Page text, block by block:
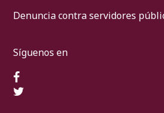
Denuncia contra servidores
Síguenos en